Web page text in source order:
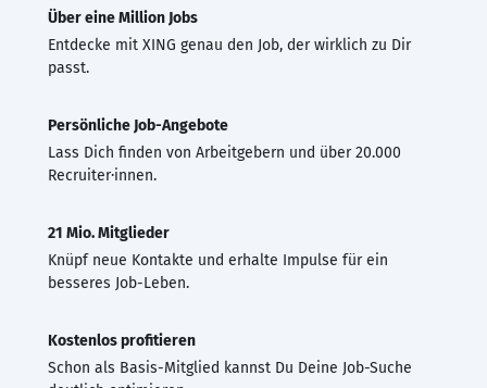
Über eine Million Jobs
Entdecke mit XING genau den Job, der wirklich zu Dir
passt.
Persönliche Job-Angebote
Lass Dich finden von Arbeitgebern und über 20.000
Recruiter·innen.
21 Mio. Mitglieder
Knüpf neue Kontakte und erhalte Impulse für ein
besseres Job-Leben.
Kostenlos profitieren
Schon als Basis-Mitglied kannst Du Deine Job-Suche